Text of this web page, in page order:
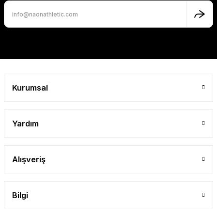
Ürün fiyatı diğer sitelerden daha pahalı.
Bu ürüne benzer farklı alternatifler olmalı.
Kurumsal
Yardım
Alışveriş
Bilgi